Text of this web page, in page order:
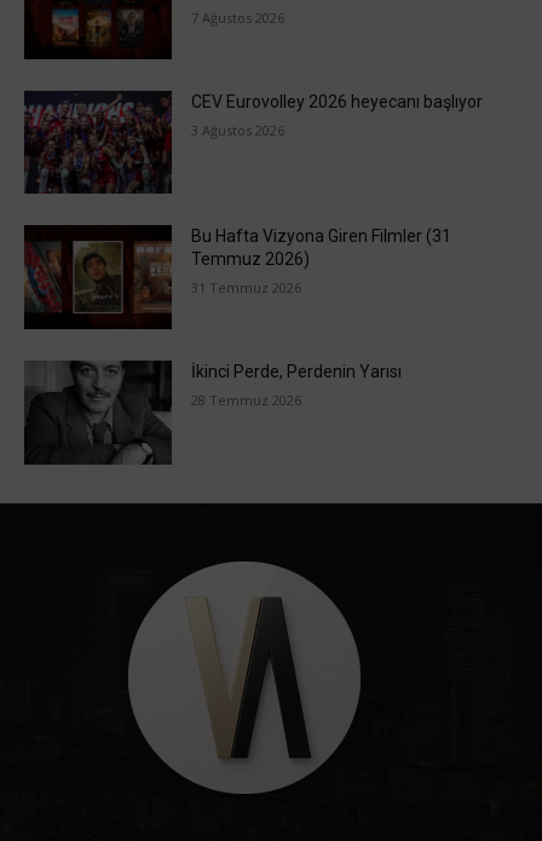
7 Ağustos 2026
CEV Eurovolley 2026 heyecanı başlıyor
3 Ağustos 2026
Bu Hafta Vizyona Giren Filmler (31
Temmuz 2026)
31 Temmuz 2026
İkinci Perde, Perdenin Yarısı
28 Temmuz 2026